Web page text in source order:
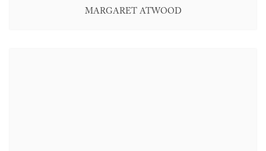
MARGARET ATWOOD